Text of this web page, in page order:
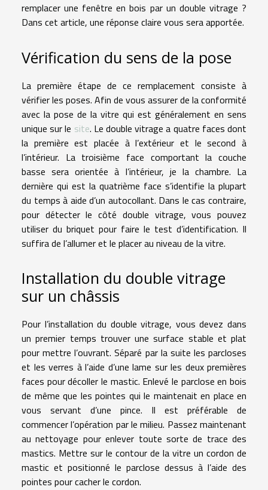
remplacer une fenêtre en bois par un double vitrage ?
Dans cet article, une réponse claire vous sera apportée.
Vérification du sens de la pose
La première étape de ce remplacement consiste à
vérifier les poses. Afin de vous assurer de la conformité
avec la pose de la vitre qui est généralement en sens
unique sur le site. Le double vitrage a quatre faces dont
la première est placée à l’extérieur et le second à
l’intérieur. La troisième face comportant la couche
basse sera orientée à l’intérieur, je la chambre. La
dernière qui est la quatrième face s’identifie la plupart
du temps à aide d’un autocollant. Dans le cas contraire,
pour détecter le côté double vitrage, vous pouvez
utiliser du briquet pour faire le test d’identification. Il
suffira de l’allumer et le placer au niveau de la vitre.
Installation du double vitrage
sur un châssis
Pour l’installation du double vitrage, vous devez dans
un premier temps trouver une surface stable et plat
pour mettre l’ouvrant. Séparé par la suite les parcloses
et les verres à l’aide d’une lame sur les deux premières
faces pour décoller le mastic. Enlevé le parclose en bois
de même que les pointes qui le maintenait en place en
vous servant d’une pince. Il est préférable de
commencer l’opération par le milieu. Passez maintenant
au nettoyage pour enlever toute sorte de trace des
mastics. Mettre sur le contour de la vitre un cordon de
mastic et positionné le parclose dessus à l’aide des
pointes pour cacher le cordon.